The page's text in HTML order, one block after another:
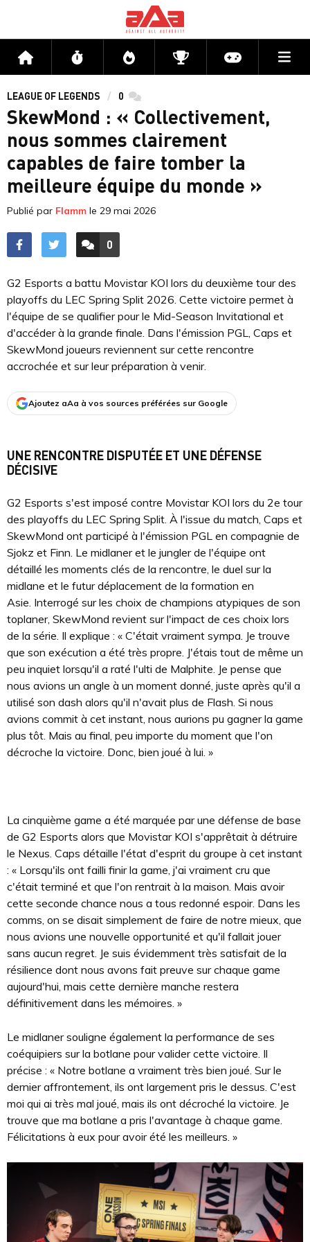
Accueil Flux Directs CompétitionsActu jeux
LEAGUE OF LEGENDS 0 commentaires
SkewMond : « Collectivement,
nous sommes clairement
capables de faire tomber la
meilleure équipe du monde »
Publié par Flamm le 29 mai 2026
ACCÉDER AUX
0
COMMENTAIRES
G2 Esports a battu Movistar KOI lors du deuxième tour des
playoffs du LEC Spring Split 2026. Cette victoire permet à
l'équipe de se qualifier pour le Mid-Season Invitational et
d'accéder à la grande finale. Dans l'émission PGL, Caps et
SkewMond joueurs reviennent sur cette rencontre
accrochée et sur leur préparation à venir.
Ajoutez aAa à vos sources préférées sur Google
UNE RENCONTRE DISPUTÉE ET UNE DÉFENSE
DÉCISIVE
G2 Esports s'est imposé contre Movistar KOI lors du 2e tour
des playoffs du LEC Spring Split. À l'issue du match, Caps et
SkewMond ont participé à l'émission PGL en compagnie de
Sjokz et Finn. Le midlaner et le jungler de l'équipe ont
détaillé les moments clés de la rencontre, le duel sur la
midlane et le futur déplacement de la formation en
Asie. Interrogé sur les choix de champions atypiques de son
toplaner, SkewMond revient sur l'impact de ces choix lors
de la série. Il explique : « C'était vraiment sympa. Je trouve
que son exécution a été très propre. J'étais tout de même un
peu inquiet lorsqu'il a raté l'ulti de Malphite. Je pense que
nous avions un angle à un moment donné, juste après qu'il a
utilisé son dash alors qu'il n'avait plus de Flash. Si nous
avions commit à cet instant, nous aurions pu gagner la game
plus tôt. Mais au final, peu importe du moment que l'on
décroche la victoire. Donc, bien joué à lui. »
La cinquième game a été marquée par une défense de base
de G2 Esports alors que Movistar KOI s'apprêtait à détruire
le Nexus. Caps détaille l'état d'esprit du groupe à cet instant
: « Lorsqu'ils ont failli finir la game, j'ai vraiment cru que
c'était terminé et que l'on rentrait à la maison. Mais avoir
cette seconde chance nous a tous redonné espoir. Dans les
comms, on se disait simplement de faire de notre mieux, que
nous avions une nouvelle opportunité et qu'il fallait jouer
sans aucun regret. Je suis évidemment très satisfait de la
résilience dont nous avons fait preuve sur chaque game
aujourd'hui, mais cette dernière manche restera
définitivement dans les mémoires. »
Le midlaner souligne également la performance de ses
coéquipiers sur la botlane pour valider cette victoire. Il
précise : « Notre botlane a vraiment très bien joué. Sur le
dernier affrontement, ils ont largement pris le dessus. C'est
moi qui ai très mal joué, mais ils ont décroché la victoire. Je
trouve que ma botlane a pris l'avantage à chaque game.
Félicitations à eux pour avoir été les meilleurs. »